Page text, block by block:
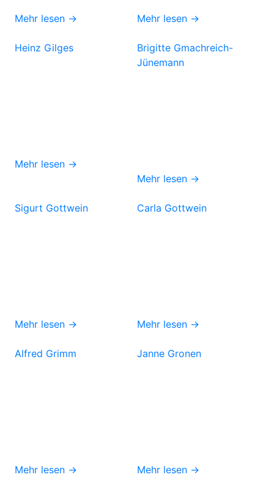
Mehr lesen → Mehr lesen →
Heinz Gilges
Mehr lesen →
Brigitte Gmachreich-
Jünemann
Mehr lesen →
Sigurt Gottwein
Mehr lesen →
Carla Gottwein
Mehr lesen →
Alfred Grimm
Mehr lesen →
Janne Gronen
Mehr lesen →